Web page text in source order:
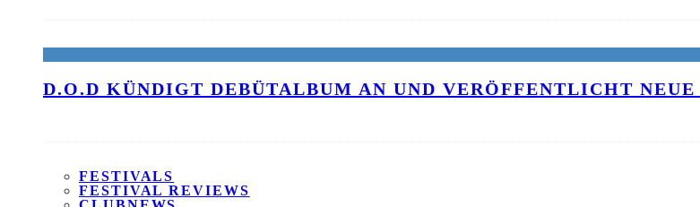
D.O.D KÜNDIGT DEBÜTALBUM AN UND VERÖFFENTLICHT
FESTIVALS
FESTIVAL REVIEWS